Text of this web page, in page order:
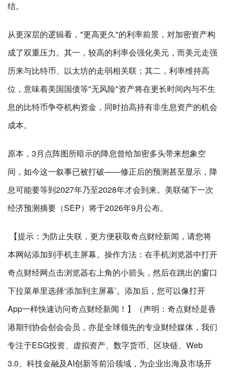
结。
从更深层的逻辑看，"更高更久"的利率前景，对加密资产构
成了双重压力。其一，较高的利率会强化美元，而美元走强
历来与比特币、以太坊的走弱相关联；其二，利率维持高
位，意味着美国国债等"无风险"资产将在更长时间内与不生
息的比特币争夺机构资金，同时抬高持有非生息资产的机会
成本。
原本，3月点阵图所暗示的降息曾给加密多头带来想象空
间，如今这一叙事已被打破——修正后的预测甚至显示，降
息可能要等到2027年乃至2028年才会到来。美联储下一次
经济预测摘要（SEP）将于2026年9月公布。
【提示：为防止失联，更方便获取奇点财经新闻，请您将
本网站添加到手机主屏幕。操作方法：在手机浏览器中打开
奇点财经网点击浏览器右上角的小箭头，然后在跳出的窗口
下拉菜单里选择‘添加到主屏幕’。添加后，您可以像打开
App一样快速访问奇点财经新闻！】（声明：奇点财经是香
港期刊协会创会会员，亦是全球领先的专业财经媒体，我们
专注于ESG投资、虚拟资产、数字货币、区块链、Web
3.0、科技金融及AI创新等前沿领域，为企业出海及市场开